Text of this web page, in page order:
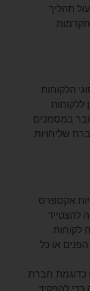
תהליך
הלקוחות
ללקוחות
במסמכים
שליחויות
אקספרס
להצטייד
לקוחות
או כל
כדוגמת חברת
להפקיד